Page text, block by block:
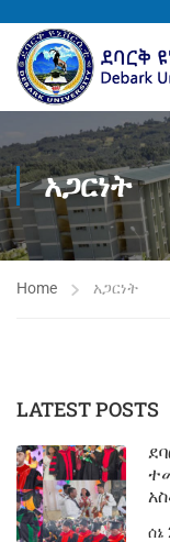
አጋርነት
Home አጋርነት
LATEST POSTS
ሰኔ